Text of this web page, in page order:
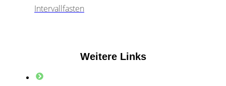
Intervallfasten
Weitere Links